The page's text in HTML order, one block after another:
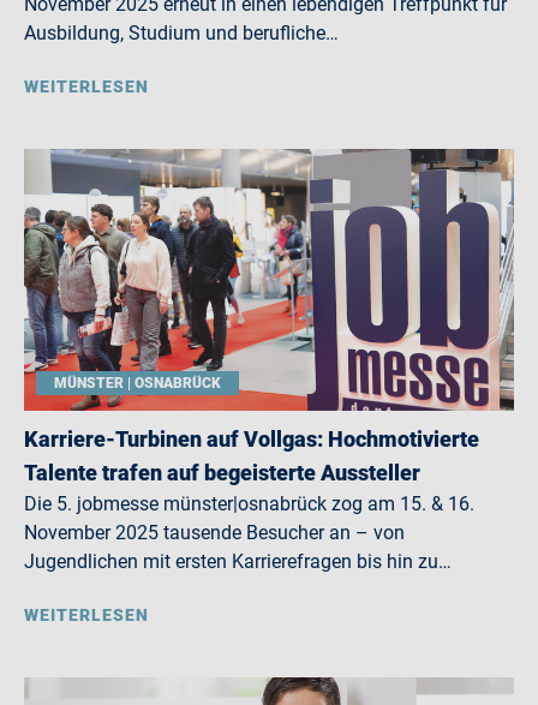
Ausbildung, Studium und berufliche…
WEITERLESEN
MÜNSTER | OSNABRÜCK
Karriere-Turbinen auf Vollgas: Hochmotivierte
Talente trafen auf begeisterte Aussteller
Die 5. jobmesse münster|osnabrück zog am 15. & 16.
November 2025 tausende Besucher an – von
Jugendlichen mit ersten Karrierefragen bis hin zu…
WEITERLESEN